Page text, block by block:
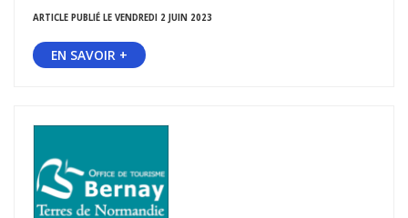
ARTICLE PUBLIÉ LE VENDREDI 2 JUIN 2023
EN SAVOIR +